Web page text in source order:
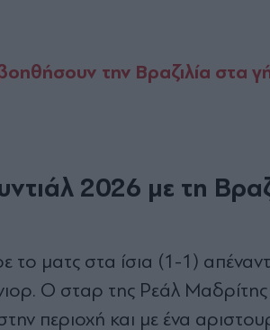
την Βραζιλία στα
2026 με τη
το ματς στα ίσια (1-1)
Ο σταρ της Ρεάλ
περιοχή και με ένα